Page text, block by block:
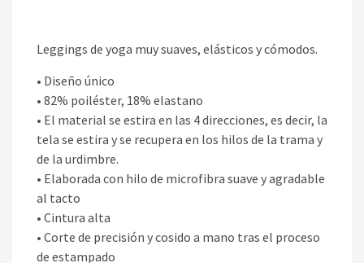
Leggings de yoga muy suaves, elásticos y cómodos.
• Diseño único
• 82% poiléster, 18% elastano
• El material se estira en las 4 direcciones, es decir, la
tela se estira y se recupera en los hilos de la trama y
de la urdimbre.
• Elaborada con hilo de microfibra suave y agradable
al tacto
• Cintura alta
• Corte de precisión y cosido a mano tras el proceso
de estampado